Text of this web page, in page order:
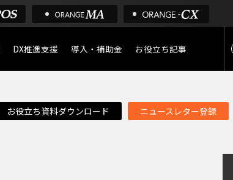
DX推進支援 導入・補助金
デジタル化・AI導入補助金
お役立ち記事
店舗のミライを考えるメディ
お役立ち資料ダウンロード ニュースレター登録